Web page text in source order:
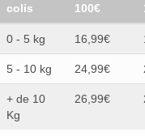
colis
100€
0 - 5 kg 16,99€
5 - 10 kg 24,99€
+ de 10
Kg
26,99€